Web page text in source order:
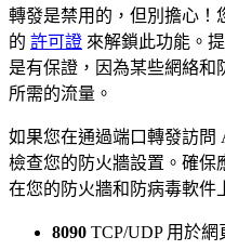
轉發是禁用的，但別擔心！
的 許可證 來解鎖此功能。
是有保證，因為某些網絡和
所需的流量。
如果您在通過端口轉發訪問
檢查您的防火牆設置。確保
在您的防火牆和防病毒軟件
8090 TCP/UDP 用於網